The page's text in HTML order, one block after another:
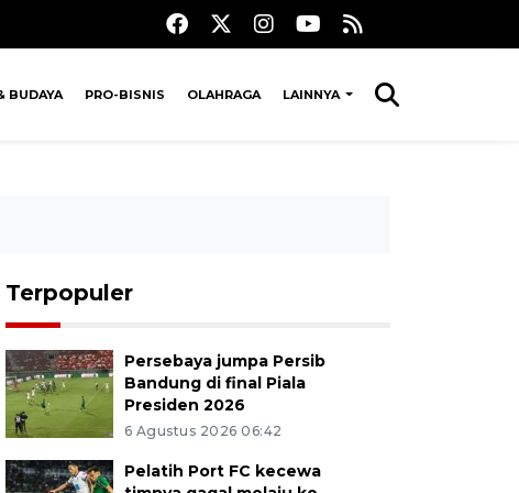
BUDAYA PRO-BISNIS OLAHRAGA LAINNYA
Terpopuler
Persebaya jumpa Persib
Bandung di final Piala
Presiden 2026
6 Agustus 2026 06:42
Pelatih Port FC kecewa